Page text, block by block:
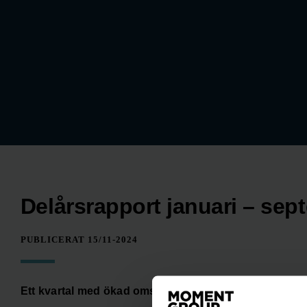
Delårsrapport januari –
PUBLICERAT 15/11-2024
Ett kvartal med ökad omsättning men försämrad